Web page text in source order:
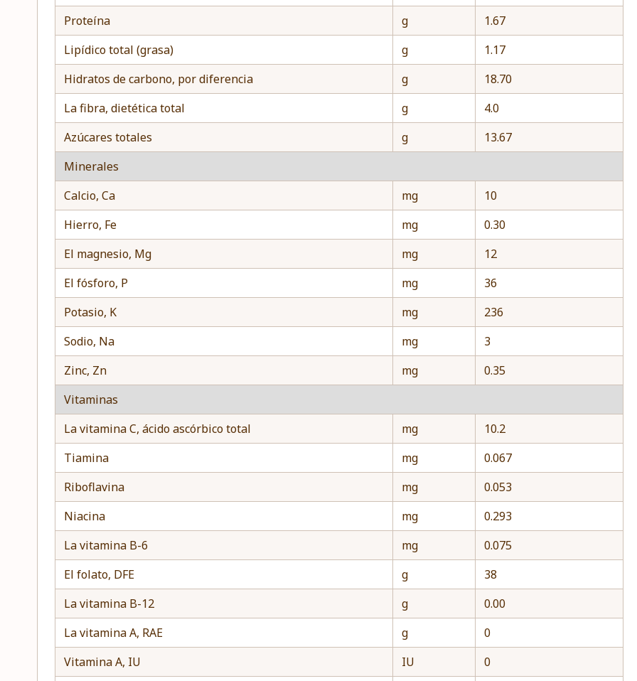
Proteína
g
1.67
Lipídico total (grasa)
g
1.17
Hidratos de carbono, por diferencia
g
18.70
La fibra, dietética total
g
4.0
Azúcares totales
g
13.67
Minerales
Calcio, Ca
mg
10
Hierro, Fe
mg
0.30
El magnesio, Mg
mg
12
El fósforo, P
mg
36
Potasio, K
mg
236
Sodio, Na
mg
3
Zinc, Zn
mg
0.35
Vitaminas
La vitamina C, ácido ascórbico total
mg
10.2
Tiamina
mg
0.067
Riboflavina
mg
0.053
Niacina
mg
0.293
La vitamina B-6
mg
0.075
El folato, DFE
g
38
La vitamina B-12
g
0.00
La vitamina A, RAE
g
0
Vitamina A, IU
IU
0